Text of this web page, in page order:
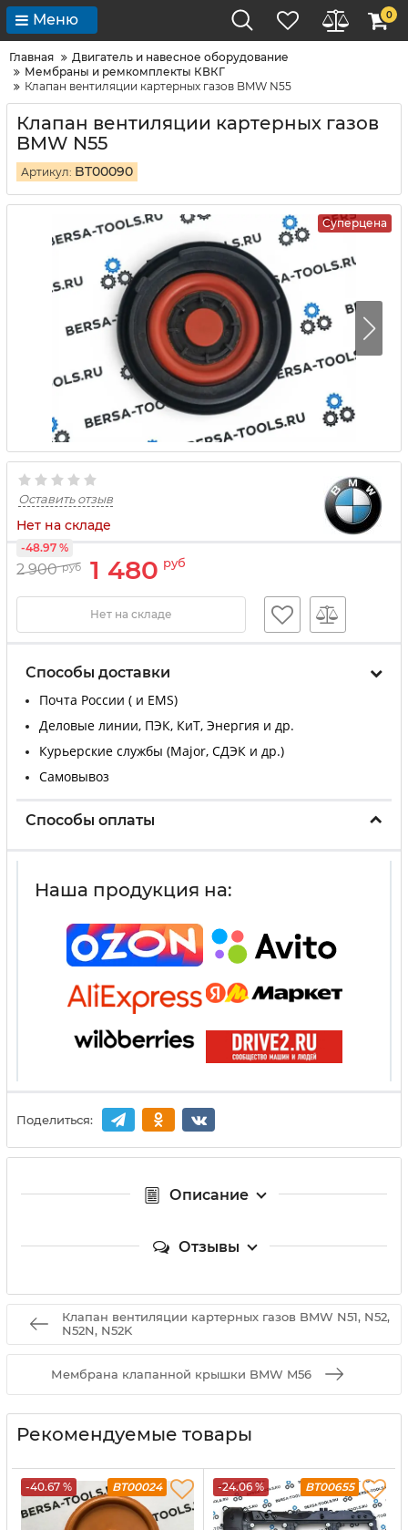
Меню 0
Главная
Двигатель и навесное оборудование
Мембраны и ремкомплекты КВКГ
Клапан вентиляции картерных газов BMW N55
Клапан вентиляции картерных газов
BMW N55
Артикул: BT00090
Суперцена
Оставить отзыв
Нет на складе
2 900 руб 1 480 руб
-48.97 %
Нет на складе
Способы доставки
Почта России ( и EMS)
Деловые линии, ПЭК, КиТ, Энергия и др.
Курьерские службы (Major, СДЭК и др.)
Самовывоз
Способы оплаты
Наша продукция на:
Поделиться:
Описание
Отзывы
Клапан вентиляции картерных газов BMW N51, N52,
N52N, N52K
Мембрана клапанной крышки BMW M56
Рекомендуемые товары
-40.67 % BT00024 -24.06 % BT00655